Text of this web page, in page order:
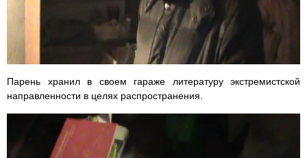
Парень хранил в своем гараже литературу экстремистской
направленности в целях распространения.